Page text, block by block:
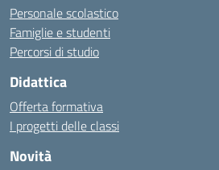
Personale scolastico
Famiglie e studenti
Percorsi di studio
Didattica
Offerta formativa
I progetti delle classi
Novità